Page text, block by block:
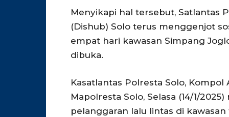
Menyikapi hal tersebut, Satlantas
(Dishub) Solo terus menggenjot
empat hari kawasan Simpang
dibuka.
Kasatlantas Polresta Solo,
Mapolresta Solo, Selasa (14/1/
pelanggaran lalu lintas di